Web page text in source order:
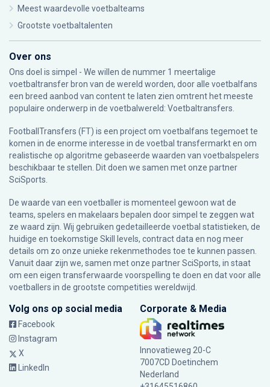
Meest waardevolle voetbalteams
Grootste voetbaltalenten
Over ons
Ons doel is simpel - We willen de nummer 1 meertalige
voetbaltransfer bron van de wereld worden, door alle voetbalfans
een breed aanbod van content te laten zien omtrent het meeste
populaire onderwerp in de voetbalwereld: Voetbaltransfers.
FootballTransfers (FT) is een project om voetbalfans tegemoet te
komen in de enorme interesse in de voetbal transfermarkt en om
realistische op algoritme gebaseerde waarden van voetbalspelers
beschikbaar te stellen. Dit doen we samen met onze partner
SciSports
De waarde van een voetballer is momenteel gewoon wat de
teams, spelers en makelaars bepalen door simpel te zeggen wat
ze waard zijn. Wij gebruiken gedetailleerde voetbal statistieken, de
huidige en toekomstige Skill levels, contract data en nog meer
details om zo onze unieke rekenmethodes toe te kunnen passen.
Vanuit daar zijn we, samen met onze partner SciSports, in staat
om een eigen transferwaarde voorspelling te doen en dat voor alle
voetballers in de grootste competities wereldwijd.
Volg ons op social media
Facebook
Instagram
X
LinkedIn
Corporate & Media
Innovatieweg 20-C
7007CD Doetinchem
Nederland